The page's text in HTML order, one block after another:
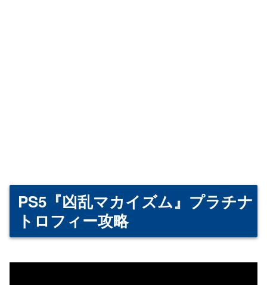
PS5『凶乱マカイズム』プラチナ
トロフィー攻略